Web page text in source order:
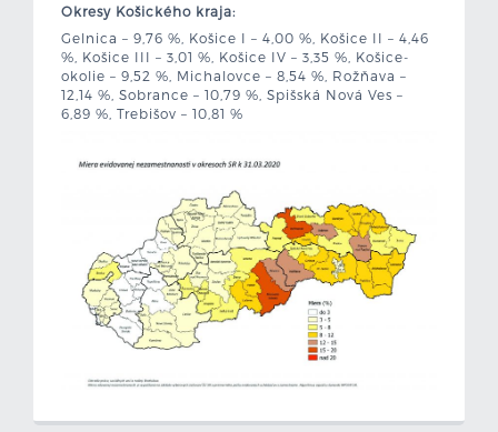
Okresy Košického kraja:
Gelnica – 9,76 %, Košice I – 4,00 %, Košice II – 4,46
%, Košice III – 3,01 %, Košice IV – 3,35 %, Košice-
okolie – 9,52 %, Michalovce – 8,54 %, Rožňava –
12,14 %, Sobrance – 10,79 %, Spišská Nová Ves –
6,89 %, Trebišov – 10,81 %